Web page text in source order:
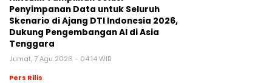
Penyimpanan Data untuk Seluruh
Skenario di Ajang DTI Indonesia 2026,
Dukung Pengembangan AI di Asia
Tenggara
Jumat, 7 Agu 2026 - 04:14 WIB
Pers Rilis